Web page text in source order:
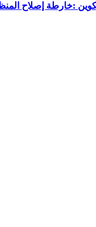
:خارطة إصلاح